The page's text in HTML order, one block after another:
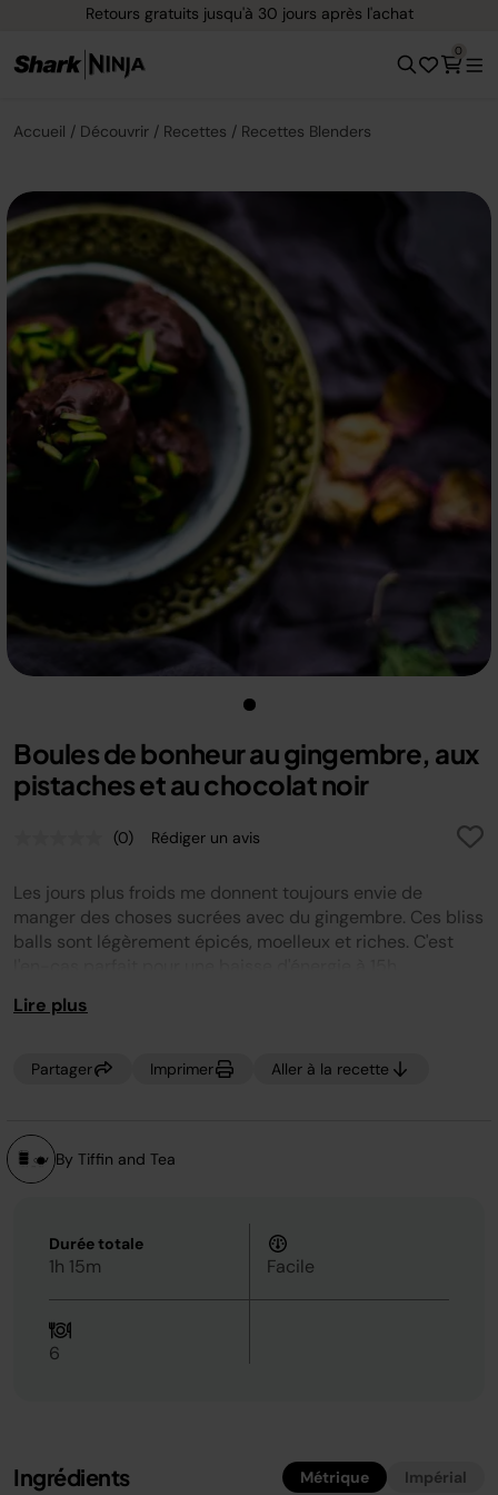
Retours gratuits jusqu'à 30 jours après l'achat
0
Accueil Découvrir Recettes Recettes Blenders
Boules de bonheur au gingembre, aux
pistaches et au chocolat noir
Aucune
de
notation.
Lien
sur
la
(0) Rédiger un avis
Les jours plus froids me donnent toujours envie de
manger des choses sucrées avec du gingembre. Ces bliss
balls sont légèrement épicés, moelleux et riches. C'est
Lire plus
Partager Imprimer Aller à la recette
By Tiffin and Tea
Durée totale
1h 15m Facile
6
Ingrédients Métrique Impérial